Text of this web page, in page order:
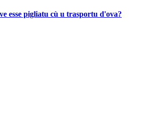
esse pigliatu cù u trasportu d'ova?